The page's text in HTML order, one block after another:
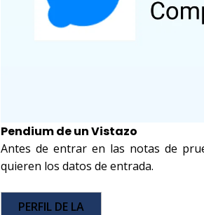
Pendium de un Vistazo
Antes de entrar en las notas de
quieren los datos de entrada.
PERFIL DE LA